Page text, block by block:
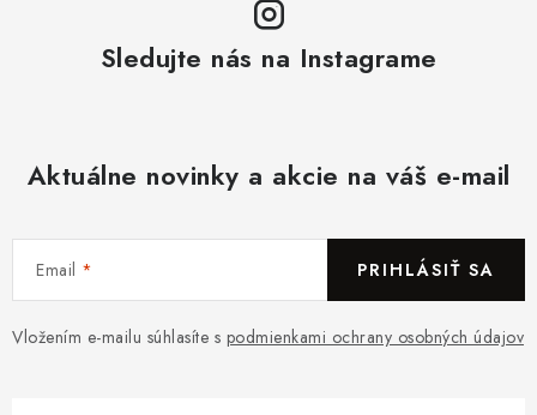
Sledujte nás na Instagrame
Aktuálne novinky a akcie na váš e-mail
Email
Vložením e-mailu súhlasíte s podmienkami ochrany osobných údajov
PRIHLÁSIŤ SA